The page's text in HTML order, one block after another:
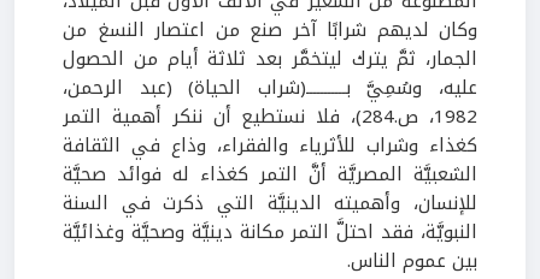
وكان لديهم شرابًا آخر صنع من اعتصار النسغ من
الجمار، ثمَّ يترك ليتخمَّر بعد ثلاثة أيام من الحصول
عليه، وسُمِيَّ بـــــــــــ(شراب الحياة) (عبد الرحمن،
1982، ص.284)، فلا نستطيع أن ننكر أهمية التمر
كغذاء وشراب للأثرياء والفقراء، وذاع في الثقافة
الشعبيَّة المصريَّة أنَّ التمر كغذاء له فوائد صحيَّة
للإنسان، وأهميته الدينيَّة التي ذكرت في السنة
النبويَّة، فقد احتلَّ التمر مكانة دينيَّة وصحيَّة وغذائيَّة
بين عموم الناس.